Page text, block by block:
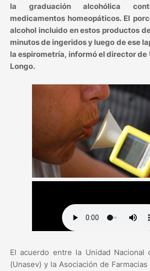
la graduación alcohólica
medicamentos homeopáticos. El
alcohol incluido en estos productos
minutos de ingeridos y luego de ese
la espirometría, informó el director de
Longo.
El acuerdo entre la Unidad Nacional
(Unasev) y la Asociación de